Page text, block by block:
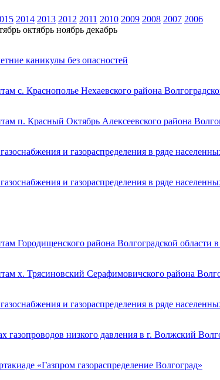
2014 2013 2012 2011 2010 2009 2008 2007 2006
октябрь ноябрь декабрь
каникулы без опасностей
с. Краснополье Нехаевского района
п. Красный Октябрь Алексеевского района
и газораспределения в ряде
и газораспределения в ряде
Городищенского района Волгоградской области
х. Трясиновский Серафимовичского района
и газораспределения в ряде
низкого давления в г. Волжский
«Газпром газораспределение Волгоград»